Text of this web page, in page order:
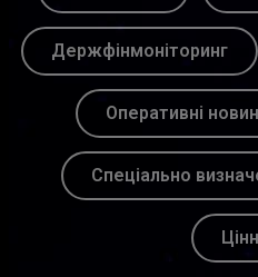
Держфінмоніторинг
Оперативні
Спеціально